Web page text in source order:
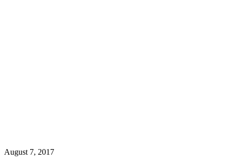
August 7, 2017